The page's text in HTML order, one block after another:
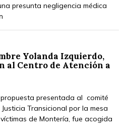
presunta negligencia médica
Yolanda Izquierdo,
al Centro de Atención a
presentada al comité
Transicional por la mesa
de Montería, fue acogida